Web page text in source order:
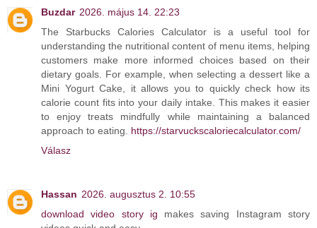
Buzdar 2026. május 14. 22:23
The Starbucks Calories Calculator is a useful tool for
understanding the nutritional content of menu items, helping
customers make more informed choices based on their
dietary goals. For example, when selecting a dessert like a
Mini Yogurt Cake, it allows you to quickly check how its
calorie count fits into your daily intake. This makes it easier
to enjoy treats mindfully while maintaining a balanced
approach to eating. https://starvuckscaloriecalculator.com/
Válasz
Hassan 2026. augusztus 2. 10:55
download video story ig makes saving Instagram story